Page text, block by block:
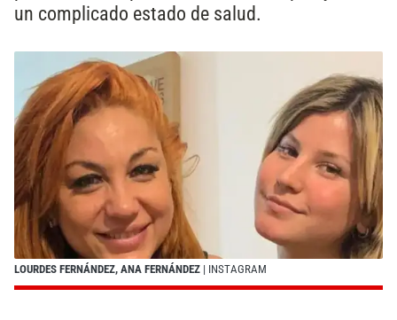
un complicado estado de salud.
LOURDES FERNÁNDEZ, ANA FERNÁNDEZ | INSTAGRAM